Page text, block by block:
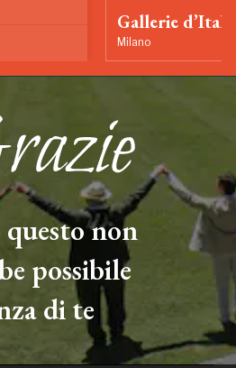
Gallerie
Milano
non
possibile
di te